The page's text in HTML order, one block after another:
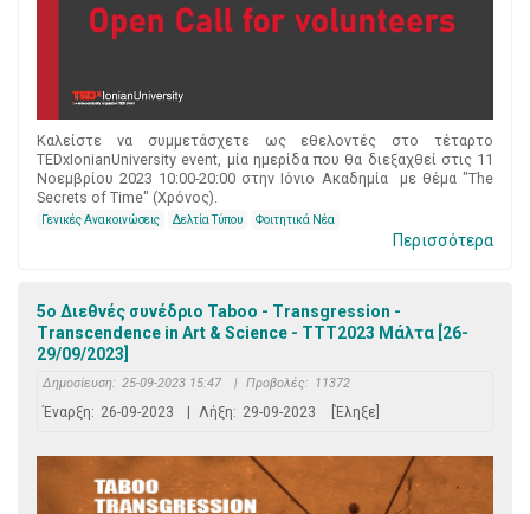
Καλείστε να συμμετάσχετε ως εθελοντές στο τέταρτο
TEDxIonianUniversity event, μία ημερίδα που θα διεξαχθεί στις 11
Νοεμβρίου 2023 10:00-20:00 στην Ιόνιο Ακαδημία με θέμα "The
Secrets of Time" (Χρόνος).
Γενικές Ανακοινώσεις Δελτία Τύπου Φοιτητικά Νέα
Περισσότερα
5ο Διεθνές συνέδριο Taboo - Transgression -
Transcendence in Art & Science - TTT2023 Μάλτα [26-
29/09/2023]
Δημοσίευση: 25-09-2023 15:47 | Προβολές: 11372
Έναρξη: 26-09-2023 | Λήξη: 29-09-2023 [Έληξε]